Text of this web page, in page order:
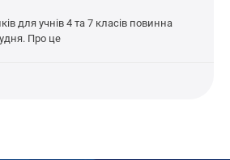
для учнів 4 та 7 класів повинна
Про це